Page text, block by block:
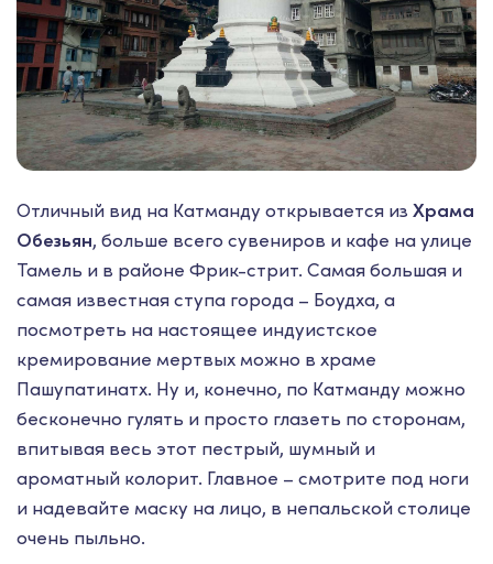
Отличный вид на Катманду открывается из Храма
Обезьян, больше всего сувениров и кафе на улице
Тамель и в районе Фрик-стрит. Самая большая и
самая известная ступа города – Боудха, а
посмотреть на настоящее индуистское
кремирование мертвых можно в храме
Пашупатинатх. Ну и, конечно, по Катманду можно
бесконечно гулять и просто глазеть по сторонам,
впитывая весь этот пестрый, шумный и
ароматный колорит. Главное – смотрите под ноги
и надевайте маску на лицо, в непальской столице
очень пыльно.